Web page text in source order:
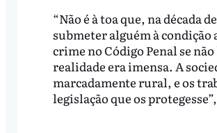
“Não é à toa que, na década
submeter alguém à condição
crime no Código Penal se
realidade era imensa. A
marcadamente rural, e os
legislação que os